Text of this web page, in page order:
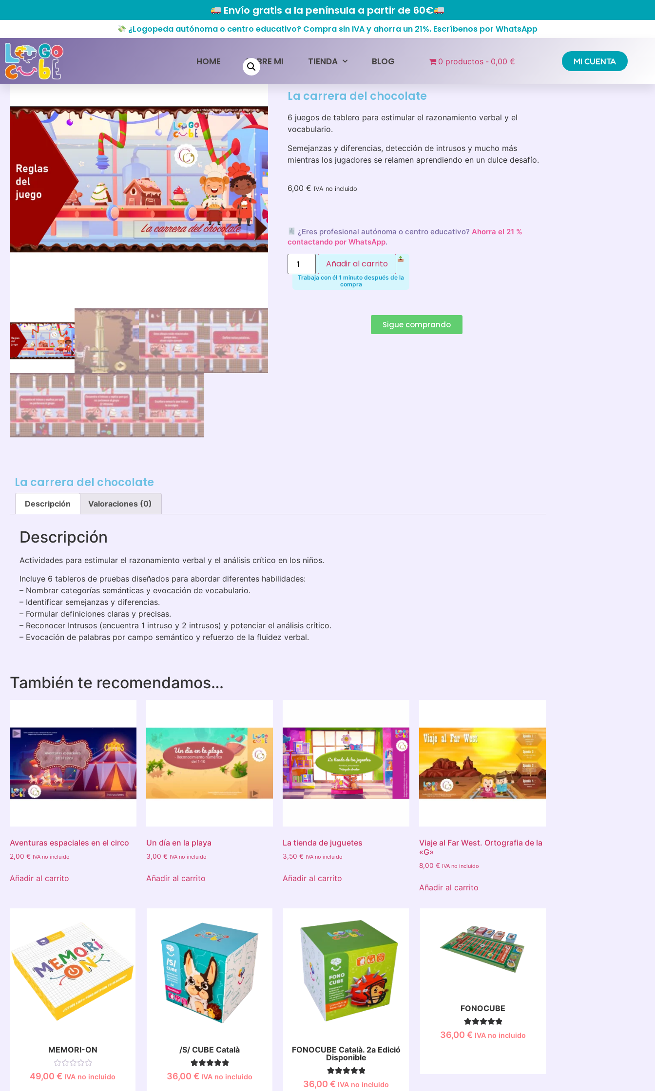
Envío gratis a la península a partir de 60€
¿Logopeda autónoma o centro educativo? Compra sin IVA y ahorra un 21%. Escríbenos por WhatsApp
HOME SOBRE MI TIENDA BLOG 0 productos 0,00 € MI CUENTA
/Material digital de logopedia - PowerCubes
/ La carrera del
La carrera del chocolate
6 juegos de tablero para estimular el razonamiento verbal y el
vocabulario.
Semejanzas y diferencias, detección de intrusos y mucho más
mientras los jugadores se relamen aprendiendo en un dulce desafío.
6,00 € IVA no incluido
¿Eres profesional autónoma o centro educativo? Ahorra el 21 %
contactando por WhatsApp.
Añadir al carrito
Trabaja con él 1 minuto después de la
compra
Sigue comprando
La carrera del chocolate
Descripción Valoraciones (0)
Descripción
Actividades para estimular el razonamiento verbal y el análisis crítico en los niños.
Incluye 6 tableros de pruebas diseñados para abordar diferentes habilidades:
– Nombrar categorías semánticas y evocación de vocabulario.
– Identificar semejanzas y diferencias.
– Formular definiciones claras y precisas.
– Reconocer Intrusos (encuentra 1 intruso y 2 intrusos) y potenciar el análisis crítico.
– Evocación de palabras por campo semántico y refuerzo de la fluidez verbal.
También te recomendamos…
Aventuras espaciales en el circo
2,00 € IVA no incluido
Añadir al carrito
Un día en la playa
3,00 € IVA no incluido
Añadir al carrito
La tienda de juguetes
3,50 € IVA no incluido
Añadir al carrito
Viaje al Far West. Ortografia de la
«G»
8,00 € IVA no incluido
Añadir al carrito
MEMORI-ON
Valorado
con
49,00€ IVA no incluido
/S/ CUBE Català
Valorado con
5.00
1
36,00 € IVA no incluido
FONOCUBE Català. 2a Edició
Disponible
Valorado con
5.00
4
36,00€ IVA no incluido
FONOCUBE
Valorado con
5.00
1
36,00 € IVA no incluido